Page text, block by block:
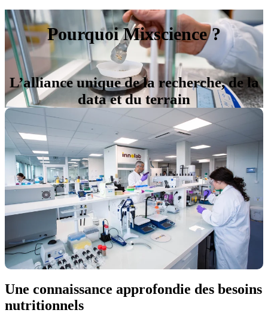
Pourquoi Mixscience ?
L’alliance unique de la recherche, de la
data et du terrain
Une connaissance approfondie des besoins
nutritionnels